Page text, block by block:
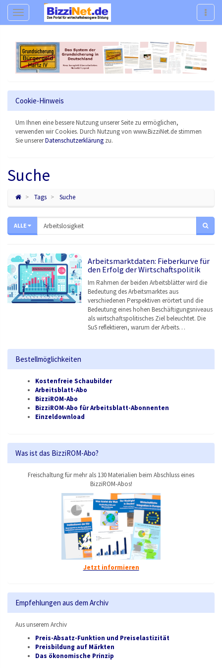
Navigation
Cookie-Hinweis
Um Ihnen eine bessere Nutzung unserer Seite zu ermöglichen,
verwenden wir Cookies. Durch Nutzung von www.BizziNet.de stimmen
Sie unsererDatenschutzerklärung zu.
Suche
Tags Suche
ALLE
Arbeitsmarktdaten: Fieberkurve für
den Erfolg der Wirtschaftspolitik
Im Rahmen der beiden Arbeitsblätter wird die
Bedeutung des Arbeitsmarktes aus
verschiedenen Perspektiven erörtert und die
Bedeutung eines hohen Beschäftigungsniveaus
als wirtschaftspolitisches Ziel beleuchtet. Die
SuS reflektieren, warum der Arbeits…
Bestellmöglichkeiten
Kostenfreie Schaubilder
Arbeitsblatt-Abo
BizziROM-Abo
BizziROM-Abo für Arbeitsblatt-Abonnenten
Einzeldownload
Was ist das BizziROM-Abo?
Freischaltung für mehr als 130 Materialien beim Abschluss eines
BizziROM-Abos!
Jetzt informieren
Empfehlungen aus dem Archiv
Aus unserem Archiv
Preis-Absatz-Funktion und Preiselastizität
Preisbildung auf Märkten
Das ökonomische Prinzip